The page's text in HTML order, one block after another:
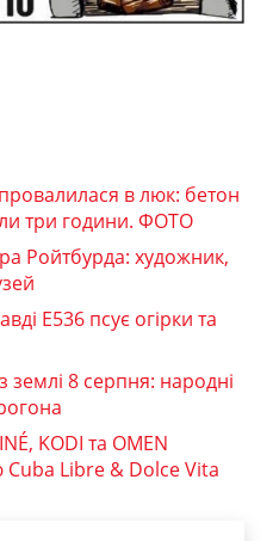
в люк: бетон
три години. ФОТО
Ройтбурда: художник,
Е536 псує огірки та
8 серпня: народні
KODI та OMEN
Cuba Libre & Dolce Vita